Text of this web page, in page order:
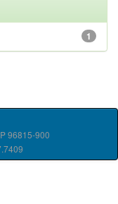
1
96815-900